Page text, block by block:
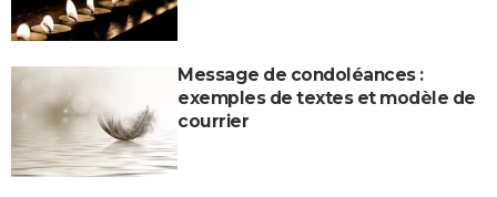
Message de condoléances :
exemples de textes et modèle de
courrier